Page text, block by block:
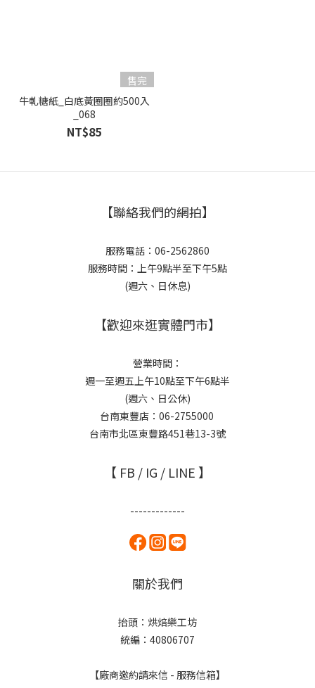
售完
牛軋糖紙_白底黃圈圈約500入
_068
NT$85
【聯絡我們的網拍】
服務電話：06-2562860
服務時間：上午9點半至下午5點
(週六、日休息)
【歡迎來逛實體門市】
營業時間：
週一至週五上午10點至下午6點半
(週六、日公休)
台南東豐店：06-2755000
台南市北區東豐路451巷13-3號
【 FB / IG / LINE 】
-------------
關於我們
抬頭：烘焙樂工坊
統編：40806707
【廠商邀約請來信 - 服務信箱】